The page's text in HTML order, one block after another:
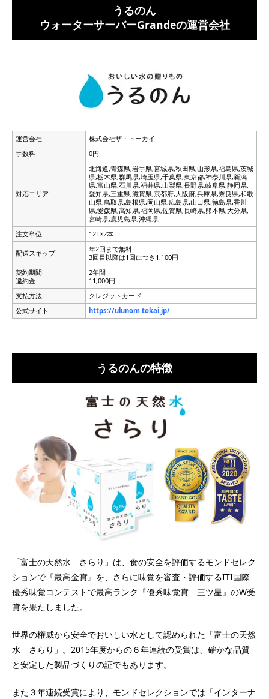
うるのん
ウォーターサーバーGrandeの運営会社
運営会社
株式会社ザ・トーカイ
手数料
0円
対応エリア
北海道,青森県,岩手県,宮城県,秋田県,山形県,福島県,茨城
県,栃木県,群馬県,埼玉県,千葉県,東京都,神奈川県,新潟
県,富山県,石川県,福井県,山梨県,長野県,岐阜県,静岡県,
愛知県,三重県,滋賀県,京都府,大阪府,兵庫県,奈良県,和歌
山県,鳥取県,島根県,岡山県,広島県,山口県,徳島県,香川
県,愛媛県,高知県,福岡県,佐賀県,長崎県,熊本県,大分県,
宮崎県,鹿児島県,沖縄県
注文単位
12L×2本
配送スキップ
年2回まで無料
3回目以降は1回につき1,100円
契約期間
違約金
2年間
11,000円
支払方法
クレジットカード
公式サイト
https://ulunom.tokai.jp/
うるのんの特徴
「富士の天然水 さらり」は、食の安全を評価するモンドセレク
ションで『最高金賞』を、さらに味覚を審査・評価するITI国際
優秀味覚コンテストで最高ランク『優秀味覚賞 三ツ星』のW受
賞を果たしました。
世界の権威から安全でおいしい水として認められた「富士の天然
水 さらり」。2015年度からの６年連続の受賞は、確かな品質
と安定した製品づくりの証でもあります。
また３年連続受賞により、モンドセレクションでは「インターナ